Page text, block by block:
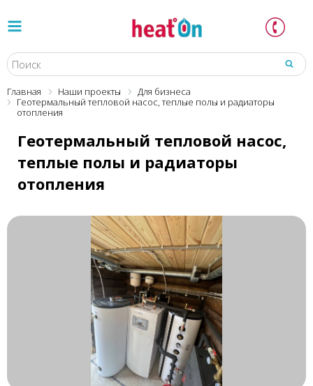
Главная Наши проекты
Для бизнеса
Геотермальный тепловой насос, теплые полы и радиаторы
отопления
Геотермальный тепловой насос,
теплые полы и радиаторы
отопления